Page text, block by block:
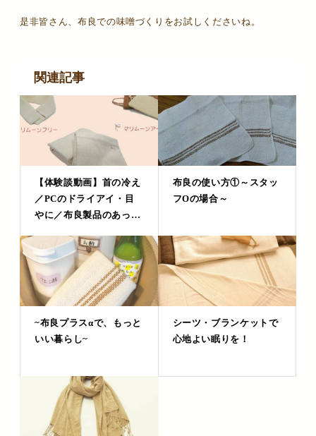
是非皆さん、布良での味噌づくりをお試しくださいね。
関連記事
【体験談動画】首の冷え
／PCのドライアイ・目
やに／布良製品のあった
布良の使い方①～スタッ
フOの場合～
~布良プラスαで、もっと
いい暮らし~
シーツ・ブランケットで
心地よい眠りを！